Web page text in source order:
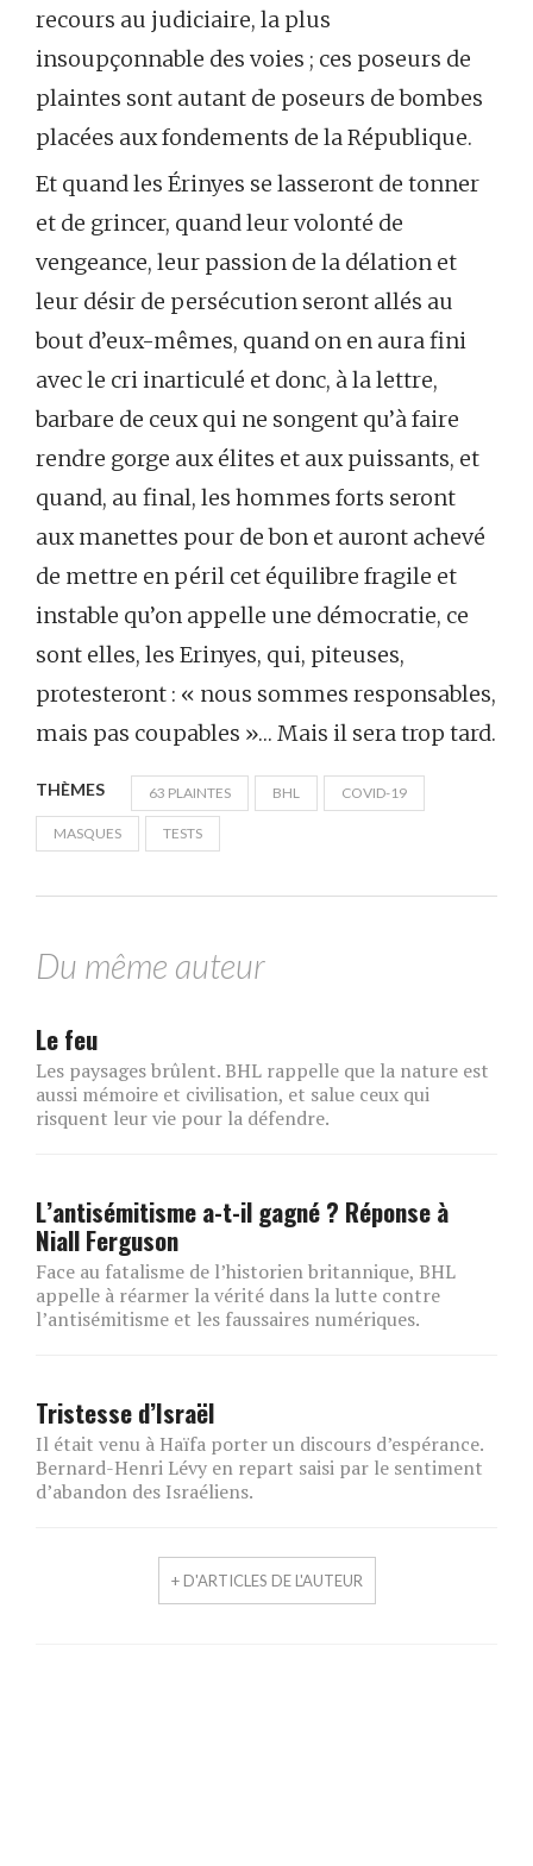
recours au judiciaire, la plus
insoupçonnable des voies ; ces poseurs de
plaintes sont autant de poseurs de bombes
placées aux fondements de la République.
Et quand les Érinyes se lasseront de tonner
et de grincer, quand leur volonté de
vengeance, leur passion de la délation et
leur désir de persécution seront allés au
bout d’eux-mêmes, quand on en aura fini
avec le cri inarticulé et donc, à la lettre,
barbare de ceux qui ne songent qu’à faire
rendre gorge aux élites et aux puissants, et
quand, au final, les hommes forts seront
aux manettes pour de bon et auront achevé
de mettre en péril cet équilibre fragile et
instable qu’on appelle une démocratie, ce
sont elles, les Erinyes, qui, piteuses,
protesteront : « nous sommes responsables,
mais pas coupables »… Mais il sera trop tard.
THÈMES 63 PLAINTES BHL COVID-19
MASQUES TESTS
Du même auteur
Le feu
Les paysages brûlent. BHL rappelle que la nature est
aussi mémoire et civilisation, et salue ceux qui
risquent leur vie pour la défendre.
L’antisémitisme a-t-il gagné ? Réponse à
Niall Ferguson
Face au fatalisme de l’historien britannique, BHL
appelle à réarmer la vérité dans la lutte contre
l’antisémitisme et les faussaires numériques.
Tristesse d’Israël
Il était venu à Haïfa porter un discours d’espérance.
Bernard-Henri Lévy en repart saisi par le sentiment
d’abandon des Israéliens.
+ D'ARTICLES DE L'AUTEUR